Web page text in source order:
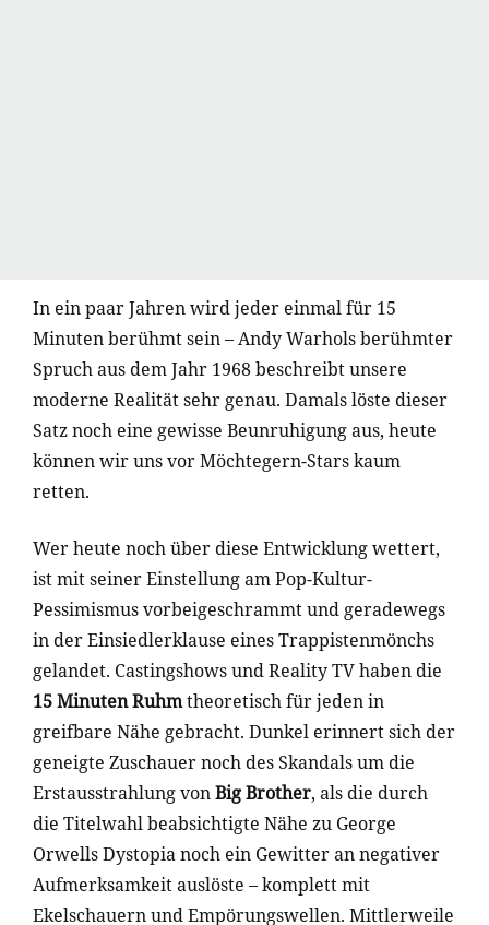
In ein paar Jahren wird jeder einmal für 15
Minuten berühmt sein – Andy Warhols berühmter
Spruch aus dem Jahr 1968 beschreibt unsere
moderne Realität sehr genau. Damals löste dieser
Satz noch eine gewisse Beunruhigung aus, heute
können wir uns vor Möchtegern-Stars kaum
retten.
Wer heute noch über diese Entwicklung wettert,
ist mit seiner Einstellung am Pop-Kultur-
Pessimismus vorbeigeschrammt und geradewegs
in der Einsiedlerklause eines Trappistenmönchs
gelandet. Castingshows und Reality TV haben die
15 Minuten Ruhmtheoretisch für jeden in
greifbare Nähe gebracht. Dunkel erinnert sich der
geneigte Zuschauer noch des Skandals um die
Erstausstrahlung vonBig Brother, als die durch
die Titelwahl beabsichtigte Nähe zu George
Orwells Dystopia noch ein Gewitter an negativer
Aufmerksamkeit auslöste – komplett mit
Ekelschauern und Empörungswellen. Mittlerweile